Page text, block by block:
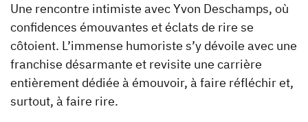
Une rencontre intimiste avec Yvon Deschamps, où
confidences émouvantes et éclats de rire se
côtoient. L’immense humoriste s’y dévoile avec une
franchise désarmante et revisite une carrière
entièrement dédiée à émouvoir, à faire réfléchir et,
surtout, à faire rire.